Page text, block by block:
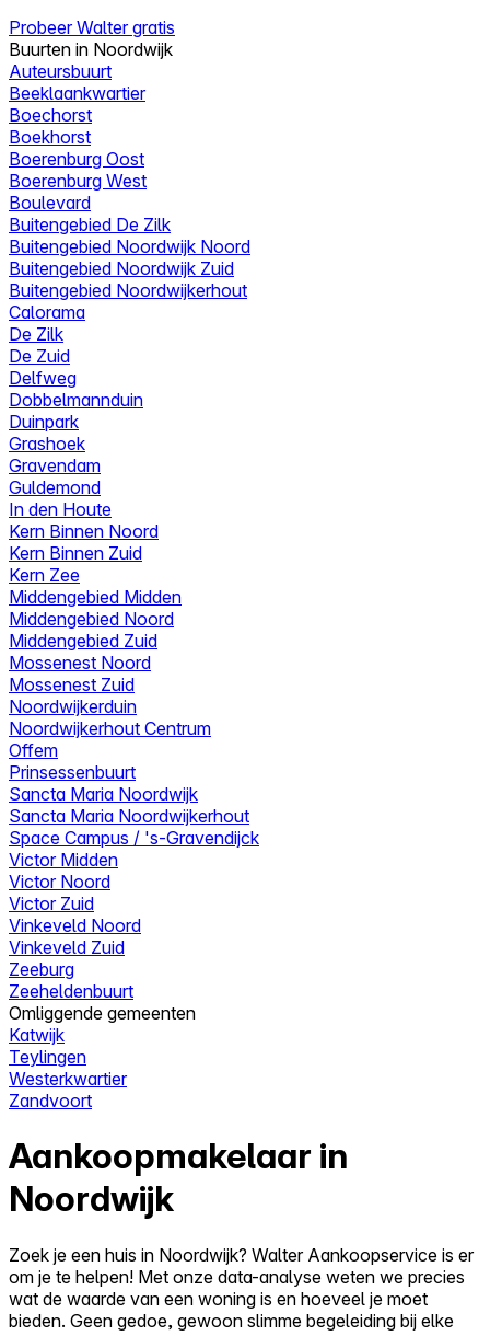
Probeer Walter gratis
Buurten in Noordwijk
Auteursbuurt
Beeklaankwartier
Boechorst
Boekhorst
Boerenburg Oost
Boerenburg West
Boulevard
Buitengebied De Zilk
Buitengebied Noordwijk Noord
Buitengebied Noordwijk Zuid
Buitengebied Noordwijkerhout
Calorama
De Zilk
De Zuid
Delfweg
Dobbelmannduin
Duinpark
Grashoek
Gravendam
Guldemond
In den Houte
Kern Binnen Noord
Kern Binnen Zuid
Kern Zee
Middengebied Midden
Middengebied Noord
Middengebied Zuid
Mossenest Noord
Mossenest Zuid
Noordwijkerduin
Noordwijkerhout Centrum
Offem
Prinsessenbuurt
Sancta Maria Noordwijk
Sancta Maria Noordwijkerhout
Space Campus / 's-Gravendijck
Victor Midden
Victor Noord
Victor Zuid
Vinkeveld Noord
Vinkeveld Zuid
Zeeburg
Zeeheldenbuurt
Omliggende gemeenten
Katwijk
Teylingen
Westerkwartier
Zandvoort
Aankoopmakelaar in
Noordwijk
Zoek je een huis in Noordwijk? Walter Aankoopservice is er
om je te helpen! Met onze data-analyse weten we precies
wat de waarde van een woning is en hoeveel je moet
bieden. Geen gedoe, gewoon slimme begeleiding bij elke